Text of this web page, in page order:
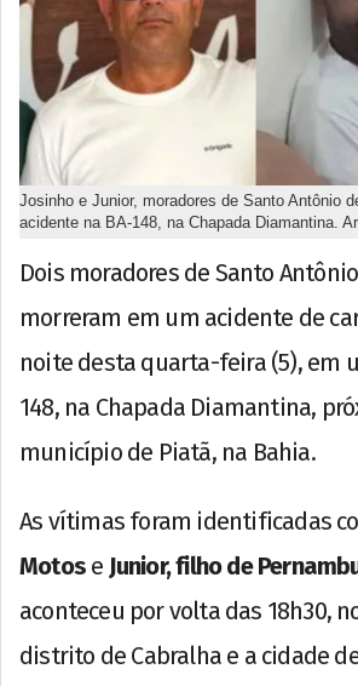
Josinho e Junior, moradores de Santo Antônio
acidente na BA-148, na Chapada Diamantina.
Dois moradores de Santo
morreram em um acidente de
noite desta quarta-feira (5), em
148, na Chapada Diamantina,
município de Piatã, na Bahia.
As vítimas foram identificadas
Motos e Junior, filho de
aconteceu por volta das 18h30,
distrito de Cabralha e a cidade